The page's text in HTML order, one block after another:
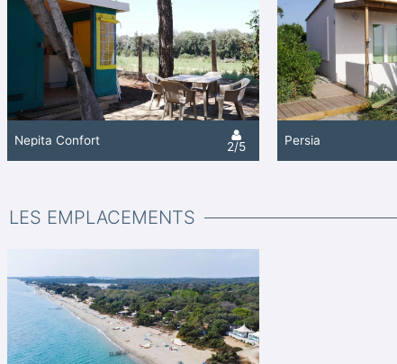
Nepita Confort 2/5 Persia
LES EMPLACEMENTS